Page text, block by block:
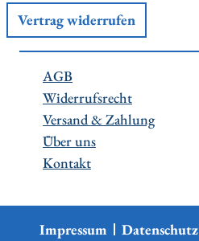
Vertrag widerrufen
AGB
Widerrufsrecht
Versand & Zahlung
Über uns
Kontakt
Impressum Datenschutz